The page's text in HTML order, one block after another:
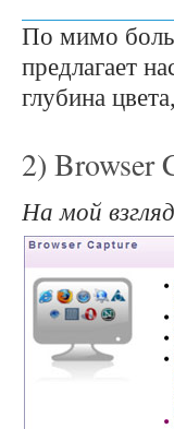
По мимо
предлагает
глубина
2) Browser
На мой